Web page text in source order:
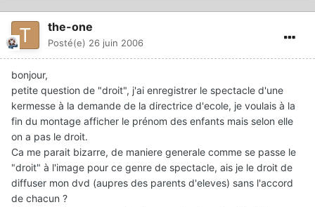
the-one
Posté(e) 26 juin 2006
bonjour,
petite question de "droit", j'ai enregistrer le spectacle d'une
kermesse à la demande de la directrice d'ecole, je voulais à la
fin du montage afficher le prénom des enfants mais selon elle
on a pas le droit.
Ca me parait bizarre, de maniere generale comme se passe le
"droit" à l'image pour ce genre de spectacle, ais je le droit de
diffuser mon dvd (aupres des parents d'eleves) sans l'accord
de chacun ?